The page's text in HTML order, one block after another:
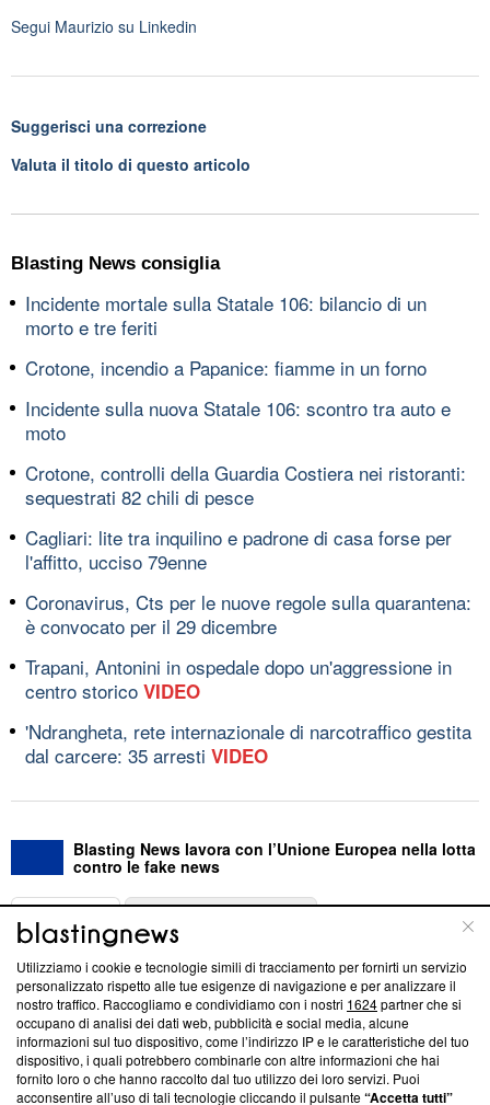
Segui Maurizio su Linkedin
Suggerisci una correzione
Valuta il titolo di questo articolo
Blasting News consiglia
Incidente mortale sulla Statale 106: bilancio di un
morto e tre feriti
Crotone, incendio a Papanice: fiamme in un forno
Incidente sulla nuova Statale 106: scontro tra auto e
moto
Crotone, controlli della Guardia Costiera nei ristoranti:
sequestrati 82 chili di pesce
Cagliari: lite tra inquilino e padrone di casa forse per
l'affitto, ucciso 79enne
Coronavirus, Cts per le nuove regole sulla quarantena:
è convocato per il 29 dicembre
Trapani, Antonini in ospedale dopo un'aggressione in
centro storico VIDEO
'Ndrangheta, rete internazionale di narcotraffico gestita
dal carcere: 35 arresti VIDEO
Blasting News lavora con l’Unione Europea nella lotta
contro le fake news
ABOUT
Questa sezione offre informazioni trasparenti su Blasting
News, sui nostri processi editoriali e su come ci impegniamo a
creare news di qualità. Inoltre, afferma la nostra aderenza a
‘Trust Project - News with Integrity’Blasting News non è
ancora membro del programma, ma ha richiesto di farne
parte; Trust Project non ha ancora effettuato una verifica di
Utilizziamo i cookie e tecnologie simili di tracciamento per fornirti un servizio
personalizzato rispetto alle tue esigenze di navigazione e per analizzare il
nostro traffico. Raccogliamo e condividiamo con i nostri 1624partner che si
occupano di analisi dei dati web, pubblicità e social media, alcune
informazioni sul tuo dispositivo, come l’indirizzo IP e le caratteristiche del tuo
dispositivo, i quali potrebbero combinarle con altre informazioni che hai
fornito loro o che hanno raccolto dal tuo utilizzo dei loro servizi. Puoi
acconsentire all’uso di tali tecnologie cliccando il pulsante“Accetta tutti”